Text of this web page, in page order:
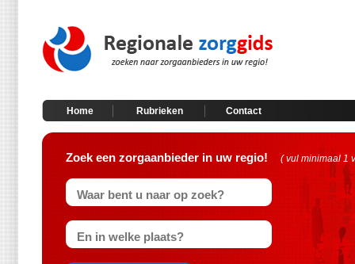
Home Rubrieken Contact
Zoek een zorgaanbieder in uw regio! ( vul minimaal 1